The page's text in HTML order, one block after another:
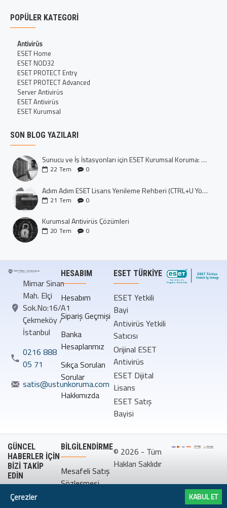
POPÜLER KATEGORI
Antivirüs
ESET Home
ESET NOD32
ESET PROTECT Entry
ESET PROTECT Advanced
Server Antivirüs
ESET Antivirüs
ESET Kurumsal
SON BLOG YAZILARI
Sunucu ve İş İstasyonları için ESET Kurumsal Koruma: Dijital Kalenizi İnşa Edin
22 Tem 0
Adım Adım ESET Lisans Yenileme Rehberi (CTRL+U Yöntemi)
21 Tem 0
Kurumsal Antivirüs Çözümleri
20 Tem 0
Mimar Sinan
Mah. Elçi
Sok.No:16/A1
Çekmeköy /
İstanbul
0216 888
05 71
satis@ustunkoruma.com
HESABIM
Hesabım
Sipariş Geçmişi
Banka
Hesaplarımız
Sıkça Sorulan
Sorular
Hakkımızda
ESET TÜRKIYE
ESET Yetkili
Bayi
Antivirüs Yetkili
Satıcısı
Orijinal ESET
Antivirüs
ESET Dijital
Lisans
ESET Satış
Bayisi
GÜNCEL
HABERLER İÇİN
BİZİ TAKİP
EDİN
BILGILENDIRME
Mesafeli Satış
Sözleşmesi
© 2026 - Tüm
Hakları Saklıdır
KABUL ET
Çerezler